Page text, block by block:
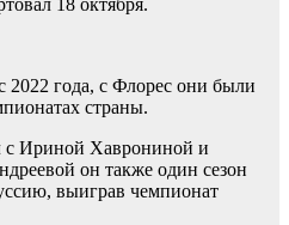
18 октября.
года, с Флорес они были
страны.
с Ириной Хаврониной и
он также один сезон
выиграв чемпионат